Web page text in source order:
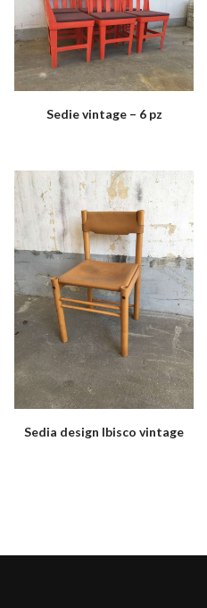
Sedie vintage – 6 pz
Sedia design Ibisco vintage